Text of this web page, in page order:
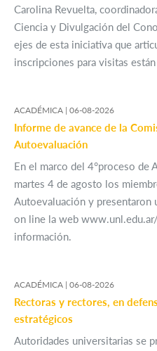
Carolina Revuelta,
Ciencia y Divulgación del
ejes de esta iniciativa que
inscripciones para visitas
ACADÉMICA | 06-08-2026
Informe de avance de la
Autoevaluación
En el marco del 4°proceso de
martes 4 de agosto los
Autoevaluación y presentaron
on line la web
información.
ACADÉMICA | 06-08-2026
Rectoras y rectores, en
estratégicos
Autoridades universitarias se